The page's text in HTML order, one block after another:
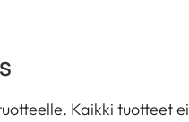
Kaikki tuotteet